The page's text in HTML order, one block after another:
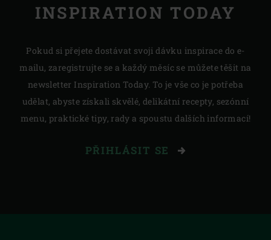
INSPIRATION TODAY
Pokud si přejete dostávat svoji dávku inspirace do e-
mailu, zaregistrujte se a každý měsíc se můžete těšit na
newsletter Inspiration Today. To je vše co je potřeba
udělat, abyste získali skvělé, delikátní recepty, sezónní
menu, praktické tipy, rady a spoustu dalších informací!
PŘIHLÁSIT SE